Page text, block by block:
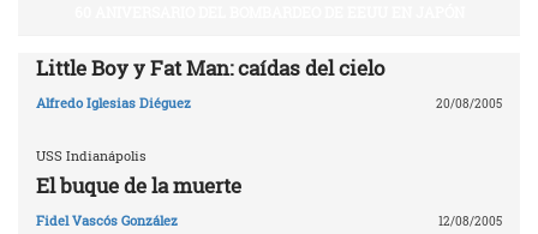
Little Boy y Fat Man: caídas del cielo
Alfredo Iglesias Diéguez 20/08/2005
USS Indianápolis
El buque de la muerte
Fidel Vascós González 12/08/2005